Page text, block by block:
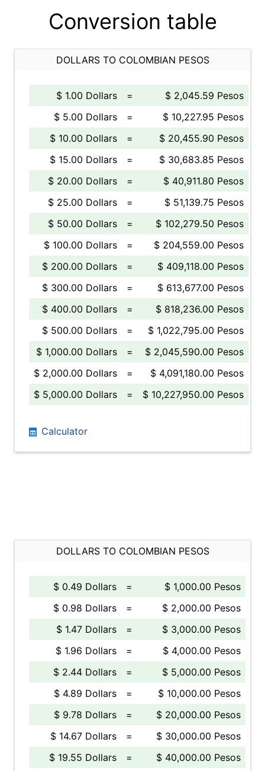
Conversion table
DOLLARS TO COLOMBIAN PESOS
$ 1.00 Dollars =
$ 2,045.59 Pesos
$ 5.00 Dollars
=
$ 10,227.95 Pesos
$ 10.00 Dollars
=
$ 20,455.90 Pesos
$ 15.00 Dollars
=
$ 30,683.85 Pesos
$ 20.00 Dollars
=
$ 40,911.80 Pesos
$ 25.00 Dollars
=
$ 51,139.75 Pesos
$ 50.00 Dollars
=
$ 102,279.50 Pesos
$ 100.00 Dollars
=
$ 204,559.00 Pesos
$ 200.00 Dollars
=
$ 409,118.00 Pesos
$ 300.00 Dollars
=
$ 613,677.00 Pesos
$ 400.00 Dollars
=
$ 818,236.00 Pesos
$ 500.00 Dollars
=
$ 1,022,795.00 Pesos
$ 1,000.00 Dollars
=
$ 2,045,590.00 Pesos
$ 2,000.00 Dollars
=
$ 4,091,180.00 Pesos
$ 5,000.00 Dollars
= $ 10,227,950.00 Pesos
Calculator
DOLLARS TO COLOMBIAN PESOS
$ 0.49 Dollars =
$ 1,000.00 Pesos
$ 0.98 Dollars
=
$ 2,000.00 Pesos
$ 1.47 Dollars
=
$ 3,000.00 Pesos
$ 1.96 Dollars
=
$ 4,000.00 Pesos
$ 2.44 Dollars
=
$ 5,000.00 Pesos
$ 4.89 Dollars
=
$ 10,000.00 Pesos
$ 9.78 Dollars
=
$ 20,000.00 Pesos
$ 14.67 Dollars
=
$ 30,000.00 Pesos
$ 19.55 Dollars
= $ 40,000.00 Pesos